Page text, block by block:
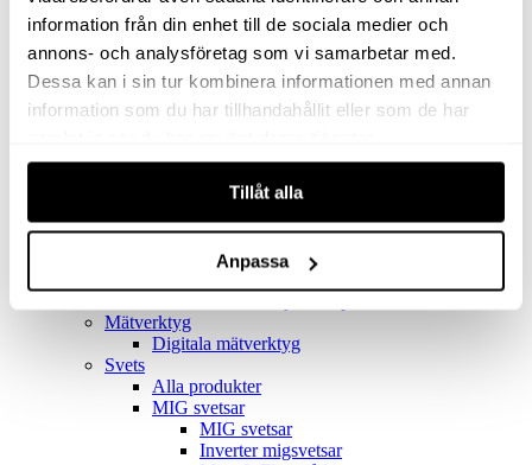
information från din enhet till de sociala medier och
annons- och analysföretag som vi samarbetar med.
Dessa kan i sin tur kombinera informationen med annan
information som du har tillhandahållit eller som de har
Tillåt alla
Anpassa
Golv- & Kombinationsmunstycke
Munstycke
Motor
Reservdelar dammsugare
Rör & handtag
Uppsamlingspåsar
Alla produkter
Mätverktyg
Digitala mätverktyg
Svets
Alla produkter
MIG svetsar
MIG svetsar
Inverter migsvetsar